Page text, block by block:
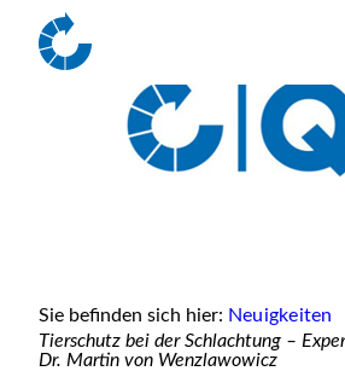
Sie befinden sich hier: Neuigkeiten
Tierschutz bei der Schlachtung –
Dr. Martin von Wenzlawowicz